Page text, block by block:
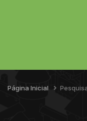
Página Inicial